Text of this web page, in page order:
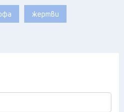
жертви